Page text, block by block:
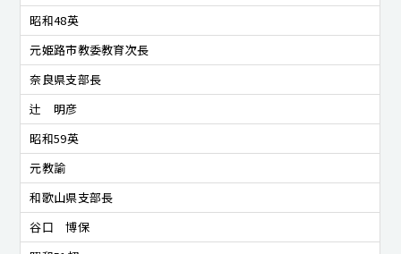
昭和48英
元姫路市教委教育次長
奈良県支部長
辻 明彦
昭和59英
元教諭
和歌山県支部長
谷口 博保